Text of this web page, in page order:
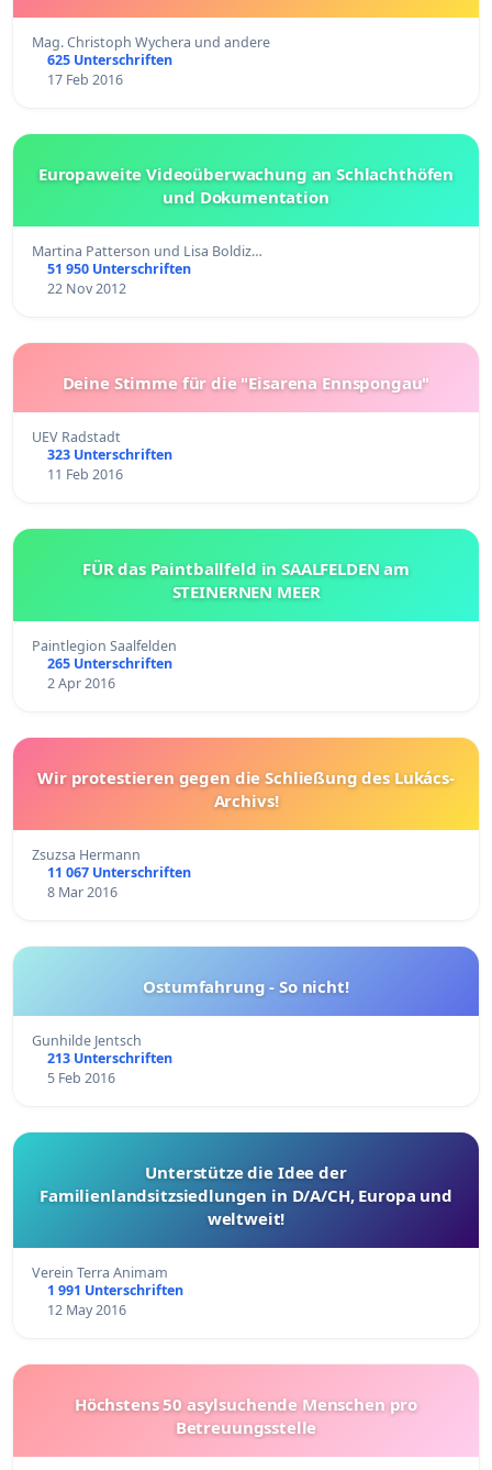
Mag. Christoph Wychera und andere
625 Unterschriften
17 Feb 2016
Europaweite Videoüberwachung an Schlachthöfen
und Dokumentation
Martina Patterson und Lisa Boldiz…
51 950 Unterschriften
22 Nov 2012
Deine Stimme für die "Eisarena Ennspongau"
UEV Radstadt
323 Unterschriften
11 Feb 2016
FÜR das Paintballfeld in SAALFELDEN am
STEINERNEN MEER
Paintlegion Saalfelden
265 Unterschriften
2 Apr 2016
Wir protestieren gegen die Schließung des Lukács-
Archivs!
Zsuzsa Hermann
11 067 Unterschriften
8 Mar 2016
Ostumfahrung - So nicht!
Gunhilde Jentsch
213 Unterschriften
5 Feb 2016
Unterstütze die Idee der
Familienlandsitzsiedlungen in D/A/CH, Europa und
weltweit!
Verein Terra Animam
1 991 Unterschriften
12 May 2016
Höchstens 50 asylsuchende Menschen pro
Betreuungsstelle